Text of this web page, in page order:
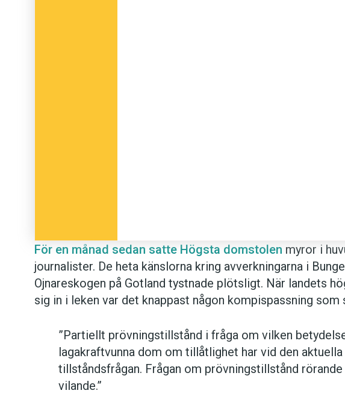
För en månad sedan satte Högsta domstolen myror i
journalister. De heta känslorna kring avverkningarna i
Ojnareskogen på Gotland tystnade plötsligt. När landets
sig in i leken var det knappast någon kompispassning som
”Partiellt prövningstillstånd i fråga om vilken
lagakraftvunna dom om tillåtlighet har vid den
tillståndsfrågan. Frågan om prövningstillstånd
vilande.”